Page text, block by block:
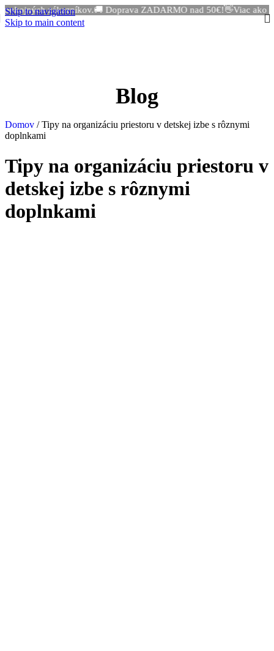
Skip to navigation
Skip to main content
zákazníkov.🚚 Doprava ZADARMO nad 50€! 👋Viac ako
Blog
Domov /Tipy na organizáciu priestoru v detskej izbe s rôznymi
doplnkami
Tipy na organizáciu priestoru v
detskej izbe s rôznymi
doplnkami